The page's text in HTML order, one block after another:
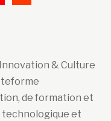
& Culture
de formation et
technologique et